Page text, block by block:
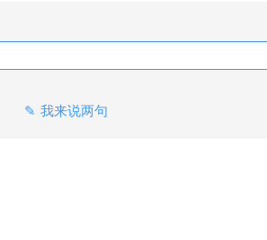
我来说两句